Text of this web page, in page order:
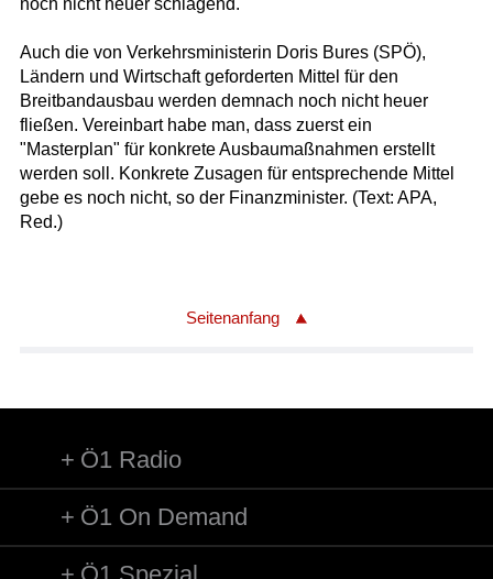
noch nicht heuer schlagend.
Auch die von Verkehrsministerin Doris Bures (SPÖ),
Ländern und Wirtschaft geforderten Mittel für den
Breitbandausbau werden demnach noch nicht heuer
fließen. Vereinbart habe man, dass zuerst ein
"Masterplan" für konkrete Ausbaumaßnahmen erstellt
werden soll. Konkrete Zusagen für entsprechende Mittel
gebe es noch nicht, so der Finanzminister. (Text: APA,
Red.)
Seitenanfang
Ö1 Radio
Ö1 On Demand